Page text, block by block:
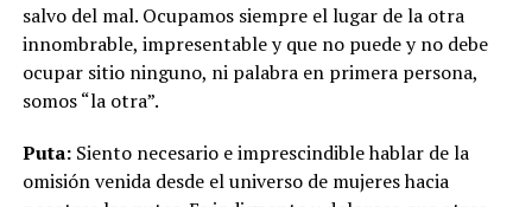
salvo del mal. Ocupamos siempre el lugar de la otra
innombrable, impresentable y que no puede y no debe
ocupar sitio ninguno, ni palabra en primera persona,
somos “la otra”.
Puta:Siento necesario e imprescindible hablar de la
omisión venida desde el universo de mujeres hacia